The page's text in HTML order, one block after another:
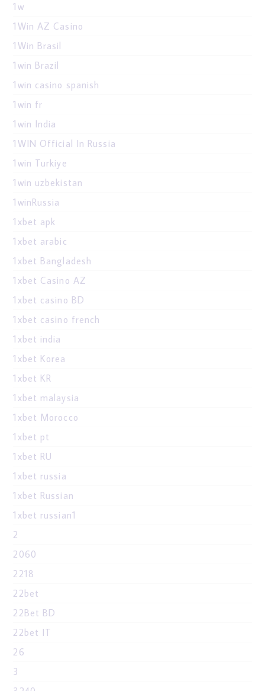
1w
1Win AZ Casino
1Win Brasil
1win Brazil
1win casino spanish
1win fr
1win India
1WIN Official In Russia
1win Turkiye
1win uzbekistan
1winRussia
1xbet apk
1xbet arabic
1xbet Bangladesh
1xbet Casino AZ
1xbet casino BD
1xbet casino french
1xbet india
1xbet Korea
1xbet KR
1xbet malaysia
1xbet Morocco
1xbet pt
1xbet RU
1xbet russia
1xbet Russian
1xbet russian1
2
2060
2218
22bet
22Bet BD
22bet IT
26
3